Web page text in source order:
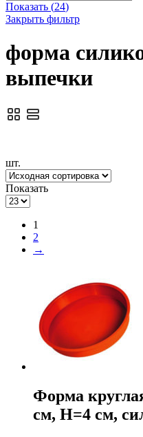
Показать (24)
Закрыть фильтр
форма
выпечки
шт.
Показать
1
2
→
Форма
см, H=4 см,